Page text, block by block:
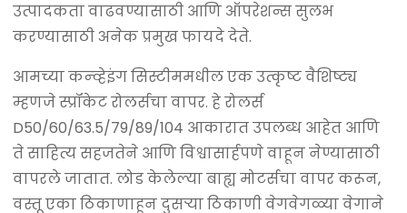
उत्पादकता वाढवण्यासाठी आणि ऑपरेशन्स सुलभ
करण्यासाठी अनेक प्रमुख फायदे देते.
आमच्या कन्व्हेइंग सिस्टीममधील एक उत्कृष्ट वैशिष्ट्य
म्हणजे स्प्रॉकेट रोलर्सचा वापर. हे रोलर्स
D50/60/63.5/79/89/104 आकारात उपलब्ध आहेत आणि
ते साहित्य सहजतेने आणि विश्वासार्हपणे वाहून नेण्यासाठी
वापरले जातात. लोड केलेल्या बाह्य मोटर्सचा वापर करून,
वस्तू एका ठिकाणाहून दुसऱ्या ठिकाणी वेगवेगळ्या वेगाने